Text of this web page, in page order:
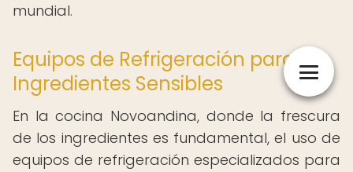
mundial.
Equipos de Refrigeración para
Ingredientes Sensibles
En la cocina Novoandina, donde la frescura
de los ingredientes es fundamental, el uso de
equipos de refrigeración especializados para